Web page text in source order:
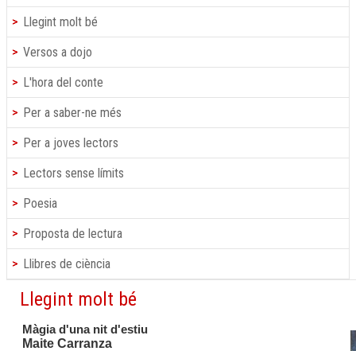
Llegint molt bé
Versos a dojo
L'hora del conte
Per a saber-ne més
Per a joves lectors
Lectors sense límits
Poesia
Proposta de lectura
Llibres de ciència
Llegint molt bé
Màgia d'una nit d'estiu
Maite Carranza